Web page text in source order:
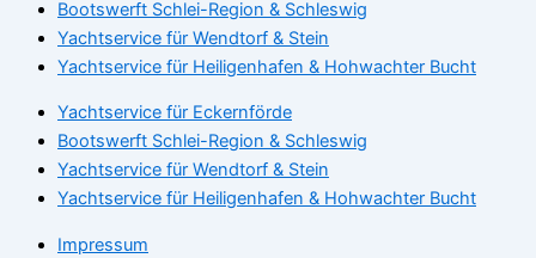
Bootswerft Schlei-Region & Schleswig
Yachtservice für Wendtorf & Stein
Yachtservice für Heiligenhafen & Hohwachter Bucht
Yachtservice für Eckernförde
Bootswerft Schlei-Region & Schleswig
Yachtservice für Wendtorf & Stein
Yachtservice für Heiligenhafen & Hohwachter Bucht
Impressum